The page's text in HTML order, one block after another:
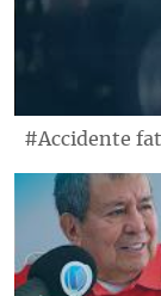
#Accidente